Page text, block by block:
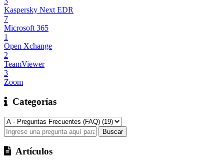
Kaspersky Next EDR
7
Microsoft 365
1
Open Xchange
2
TeamViewer
3
Zoom
Categorías
Artículos